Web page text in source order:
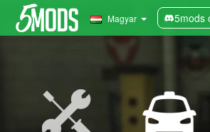
Magyar 5mods